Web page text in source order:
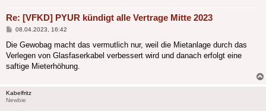
Re: [VFKD] PYUR kündigt alle Vertrage Mitte 2023
Beitrag
08.04.2023, 16:42
Die Gewobag macht das vermutlich nur, weil die Mietanlage durch das
Verlegen von Glasfaserkabel verbessert wird und danach erfolgt eine
saftige Mieterhöhung.
Kabelfritz
Newbie